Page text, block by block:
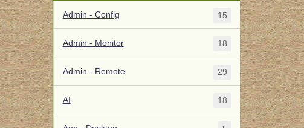
Admin - Config 15
Admin - Monitor 18
Admin - Remote 29
AI 18